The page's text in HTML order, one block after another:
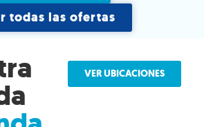
todas las ofertas
VER UBICACIONES